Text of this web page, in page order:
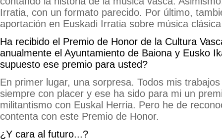
Irratia, con un formato parecido. Por último,
aportación en Euskadi Irratia sobre música
Ha recibido el Premio de Honor de la Cultura
anualmente el Ayuntamiento de Baiona y Eusko
supuesto ese premio para usted?
En primer lugar, una sorpresa. Todos mis
siempre con placer y ese ha sido para mi un
militantismo con Euskal Herria. Pero he de
contenta con este Premio de Honor.
¿Y cara al futuro...?